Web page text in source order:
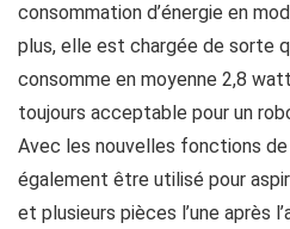
consommation d’énergie en
plus, elle est chargée de sorte
consomme en moyenne 2,8
toujours acceptable pour un
Avec les nouvelles fonctions
également être utilisé pour
et plusieurs pièces l’une après